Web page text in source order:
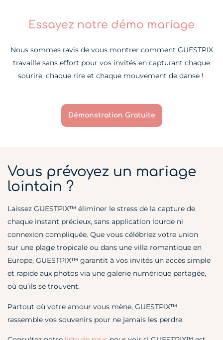
Essayez notre démo mariage
Nous sommes ravis de vous montrer comment GUESTPIX
travaille sans effort pour vos invités en capturant chaque
sourire, chaque rire et chaque mouvement de danse !
Démonstration Gratuite
Vous prévoyez un mariage
lointain ?
Laissez GUESTPIX™ éliminer le stress de la capture de
chaque instant précieux, sans application lourde ni
connexion compliquée. Que vous célébriez votre union
sur une plage tropicale ou dans une villa romantique en
Europe, GUESTPIX™ garantit à vos invités un accès simple
et rapide aux photos via une galerie numérique partagée,
où qu’ils se trouvent.
Partout où votre amour vous mène, GUESTPIX™
rassemble vos souvenirs pour ne jamais les perdre.